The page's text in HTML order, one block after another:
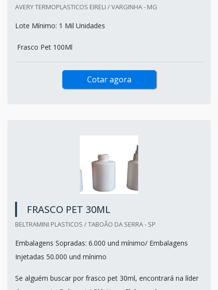
AVERY TERMOPLASTICOS EIRELI / VARGINHA - MG
Lote Mínimo: 1 Mil Unidades
Frasco Pet 100Ml
Cotar agora
FRASCO PET 30ML
BELTRAMINI PLASTICOS / TABOÃO DA SERRA - SP
Embalagens Sopradas: 6.000 und mínimo/ Embalagens
Injetadas 50.000 und mínimo
Se alguém buscar por frasco pet 30ml, encontrará na líder